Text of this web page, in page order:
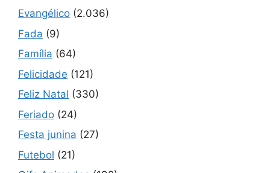
Evangélico (2.036)
Fada (9)
Família (64)
Felicidade (121)
Feliz Natal (330)
Feriado (24)
Festa junina (27)
Futebol (21)